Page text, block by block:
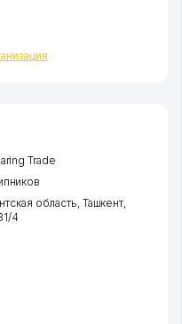
Trade
область Ташкент
4